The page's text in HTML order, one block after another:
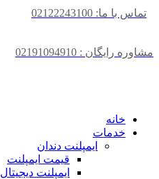
تماس با ما: 02122243100
مشاوره رایگان : 02191094910
خانه
خدمات
ایمپلنت دندان
قیمت ایمپلنت
ایمپلنت دیجیتال